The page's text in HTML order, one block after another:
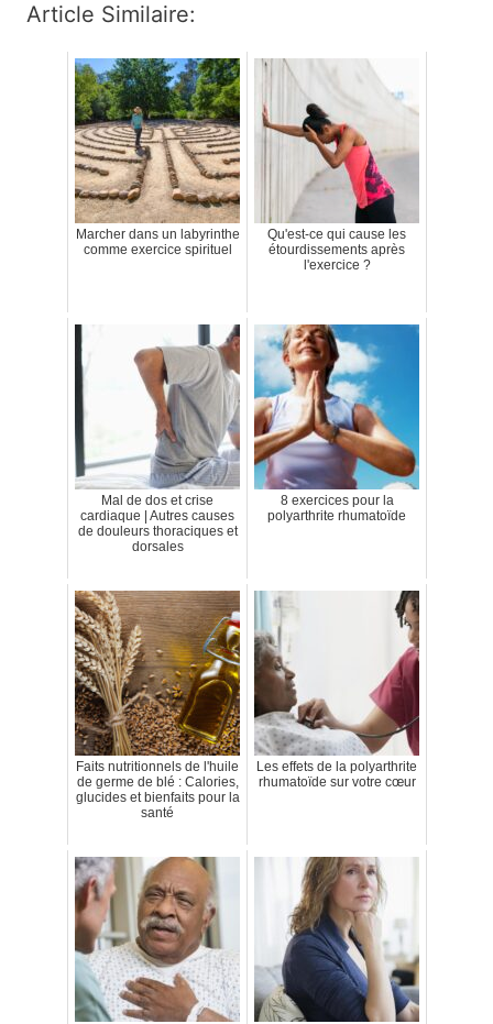
Article Similaire:
Marcher dans un labyrinthe
comme exercice spirituel
Qu'est-ce qui cause les
étourdissements après
l'exercice ?
Mal de dos et crise
cardiaque | Autres causes
de douleurs thoraciques et
dorsales
8 exercices pour la
polyarthrite rhumatoïde
Faits nutritionnels de l'huile
de germe de blé : Calories,
glucides et bienfaits pour la
santé
Les effets de la polyarthrite
rhumatoïde sur votre cœur